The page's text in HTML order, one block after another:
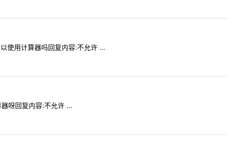
使用计算器吗回复内容:不允许 ...
呀回复内容:不允许 ...